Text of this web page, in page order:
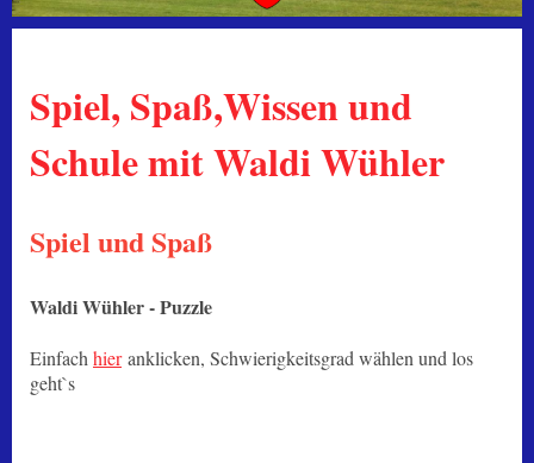
Spiel, Spaß,Wissen und
Schule mit Waldi Wühler
Spiel und Spaß
Waldi Wühler - Puzzle
Einfach hieranklicken, Schwierigkeitsgrad wählen und los
geht`s